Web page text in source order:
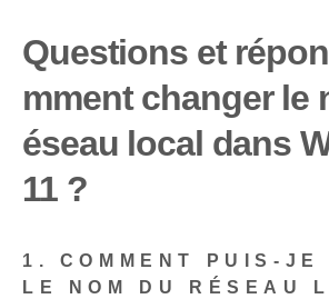
Questions et
mment changer le
éseau local dans
11 ?
1. COMMENT PUIS-JE
LE NOM DU RÉSEAU